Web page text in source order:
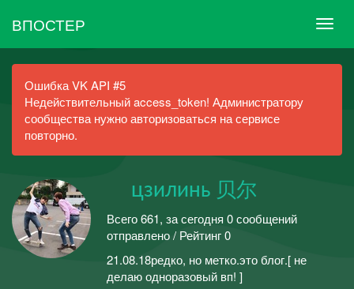
ВПОСТЕР
Ошибка VK API #5
Недействительный access_token! Администратору
сообщества нужно авторизоваться на сервисе
повторно.
ᅠ цзилинь 贝尔
Всего 661, за сегодня 0 сообщений
отправлено / Рейтинг 0
21.08.18редко, но метко.это блог.[ не
делаю одноразовый вп! ]